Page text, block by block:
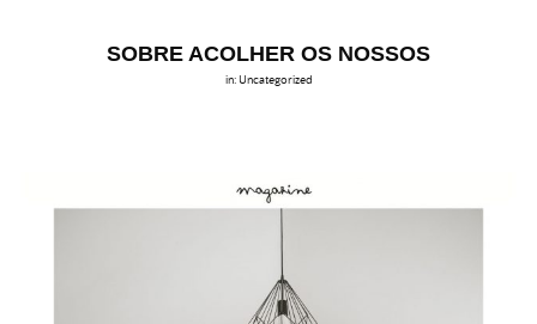
SOBRE ACOLHER OS NOSSOS
in: Uncategorized